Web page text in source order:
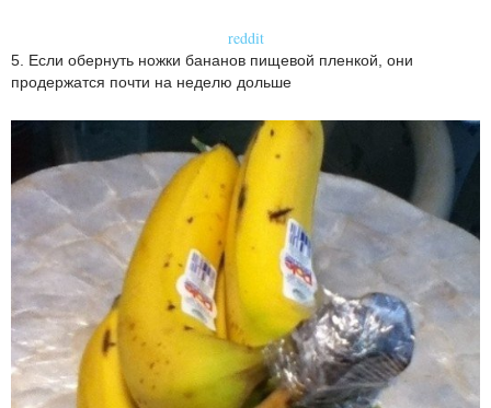
reddit
5. Если обернуть ножки бананов пищевой пленкой, они
продержатся почти на неделю дольше